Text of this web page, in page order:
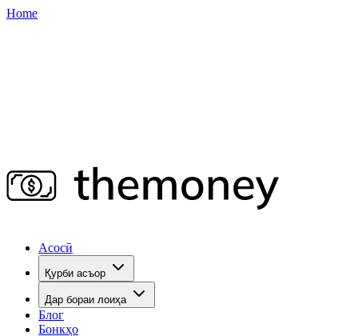
Home
Асосӣ
Қурби асъор
Дар бораи лоиҳа
Блог
Бонкҳо